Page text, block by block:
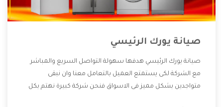
صيانة يورك الرئيسي
صيانة يورك الرئيسي هدفها سهولة التواصل السريع والمباشر
مع الشركة لكى يستمتع العميل بالتعامل معنا وان نبقى
متواجدين بشكل مميز فى الاسواق فنحن شركة كبيرة نهتم بكل